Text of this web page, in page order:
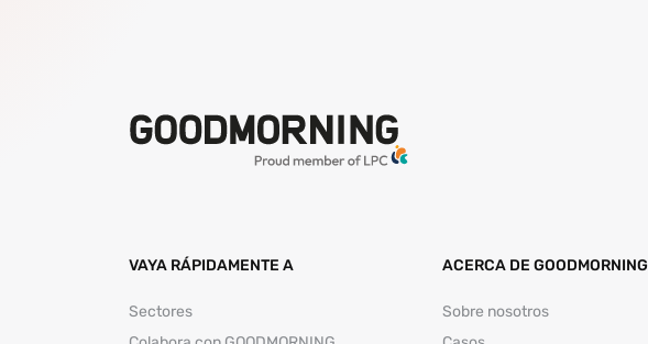
VAYA RÁPIDAMENTE A
Sectores
ACERCA DE GOODMORNING
Sobre nosotros